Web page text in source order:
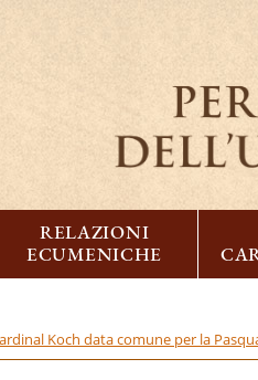
RELAZIONI
ECUMENICHE
Koch data comune per la